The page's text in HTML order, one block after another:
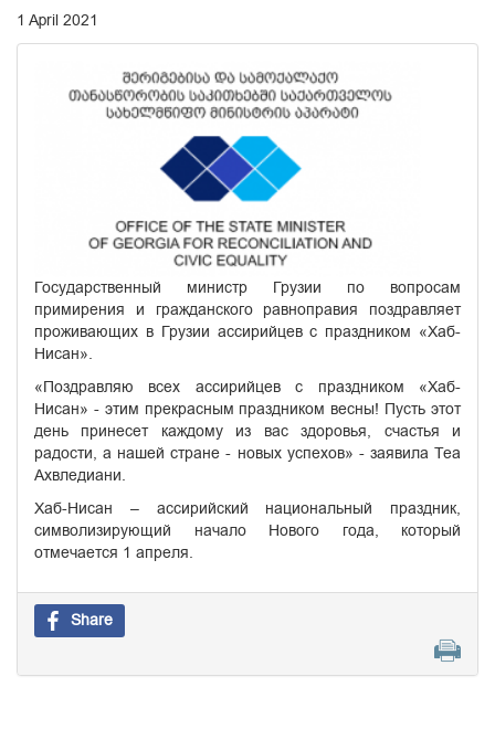
1 April 2021
Государственный министр Грузии по вопросам
примирения и гражданского равноправия поздравляет
проживающих в Грузии ассирийцев с праздником «Хаб-
Нисан».
«Поздравляю всех ассирийцев с праздником «Хаб-
Нисан» - этим прекрасным праздником весны! Пусть этот
день принесет каждому из вас здоровья, счастья и
радости, а нашей стране - новых успехов» - заявила Теа
Ахвледиани.
Хаб-Нисан – ассирийский национальный праздник,
символизирующий начало Нового года, который
отмечается 1 апреля.
Share